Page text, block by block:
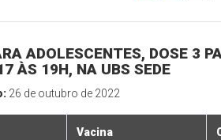
ADOLESCENTES, DOSE 3
ÀS 19H, NA UBS SEDE
26 de outubro de 2022
Vacina